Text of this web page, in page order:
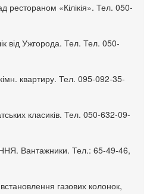
рестораном «Кілікія». Тел. 050-
від Ужгорода. Тел. Тел. 050-
квартиру. Тел. 095-092-35-
класиків. Тел. 050-632-09-
Вантажники. Тел.: 65-49-46,
газових колонок,